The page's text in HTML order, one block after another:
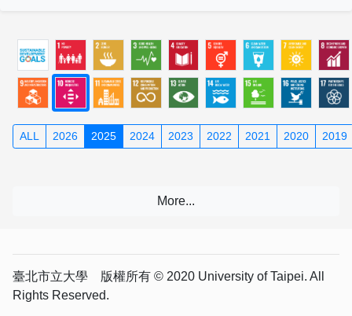
ALL 2026 2025 2024 2023 2022 2021 2020 2019
臺北市立大學 版權所有 © 2020 University of Taipei. All
Rights Reserved.